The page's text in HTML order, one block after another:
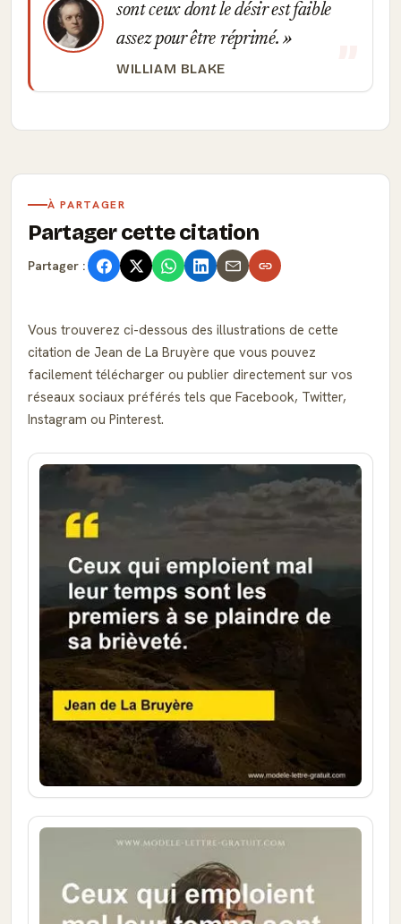
sont ceux dont le désir est faible
assez pour être réprimé.
WILLIAM BLAKE
À PARTAGER
Partager cette citation
Partager :
Vous trouverez ci-dessous des illustrations de cette
citation de Jean de La Bruyère que vous pouvez
facilement télécharger ou publier directement sur vos
réseaux sociaux préférés tels que Facebook, Twitter,
Instagram ou Pinterest.